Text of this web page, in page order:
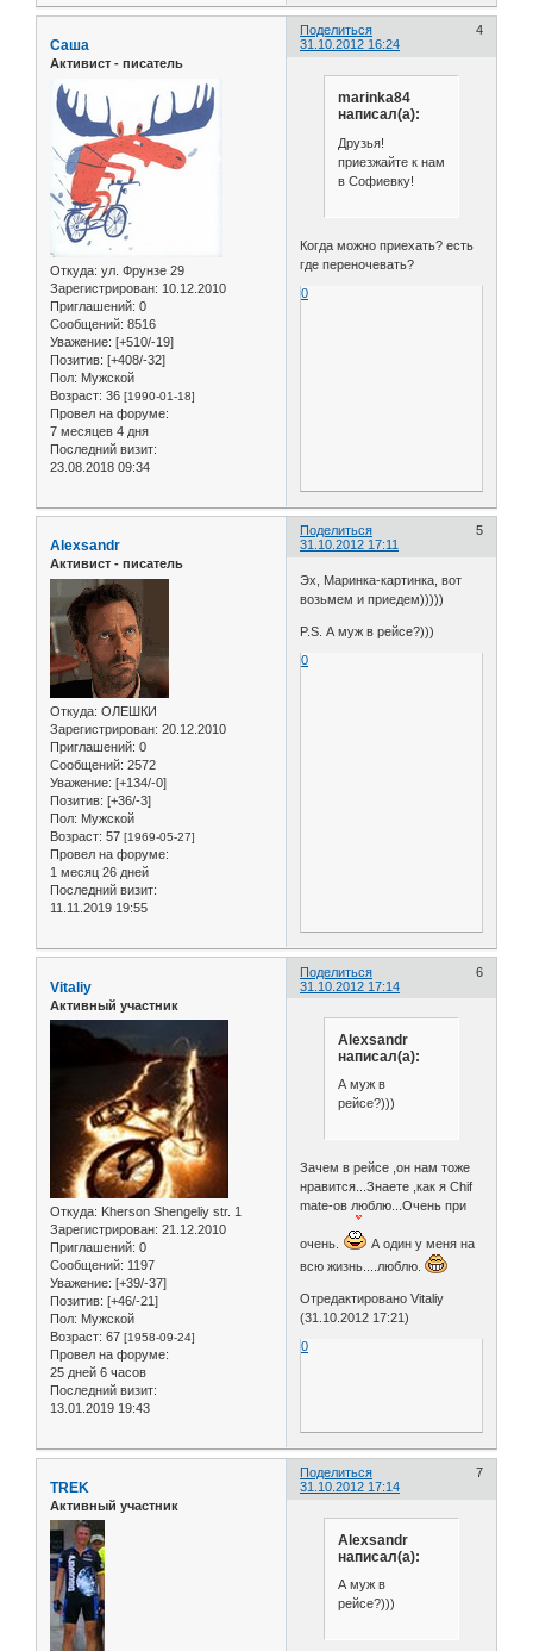
Поделиться
4
31.10.2012 16:24
Саша
Активист - писатель
Откуда: ул. Фрунзе 29
Зарегистрирован: 10.12.2010
Приглашений: 0
Сообщений: 8516
Уважение: [+510/-19]
Позитив: [+408/-32]
Пол: Мужской
Возраст: 36 [1990-01-18]
Провел на форуме:
7 месяцев 4 дня
Последний визит:
23.08.2018 09:34
marinka84
написал(а):
Друзья!
приезжайте к нам
в Софиевку!
Когда можно приехать? есть
где переночевать?
0
Поделиться
5
31.10.2012 17:11
Alexsandr
Активист - писатель
Откуда: ОЛЕШКИ
Зарегистрирован: 20.12.2010
Приглашений: 0
Сообщений: 2572
Уважение: [+134/-0]
Позитив: [+36/-3]
Пол: Мужской
Возраст: 57 [1969-05-27]
Провел на форуме:
1 месяц 26 дней
Последний визит:
11.11.2019 19:55
Эх, Маринка-картинка, вот
возьмем и приедем)))))
P.S. А муж в рейсе?)))
0
Поделиться
6
31.10.2012 17:14
Vitaliy
Активный участник
Откуда: Kherson Shengeliy str. 1
Зарегистрирован: 21.12.2010
Приглашений: 0
Сообщений: 1197
Уважение: [+39/-37]
Позитив: [+46/-21]
Пол: Мужской
Возраст: 67 [1958-09-24]
Провел на форуме:
25 дней 6 часов
Последний визит:
13.01.2019 19:43
Alexsandr
написал(а):
А муж в
рейсе?)))
Зачем в рейсе ,он нам тоже
нравится...Знаете ,как я Chif
mate-ов люблю...Очень при
очень.
А один у меня на
всю жизнь....люблю.
Отредактировано Vitaliy
(31.10.2012 17:21)
0
Поделиться
7
31.10.2012 17:14
TREK
Активный участник
Alexsandr
написал(а):
А муж в
рейсе?)))